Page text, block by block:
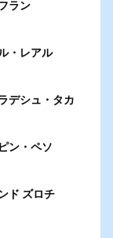
ラン
・レアル
デシュ・タカ
ン・ペソ
ド ズロチ